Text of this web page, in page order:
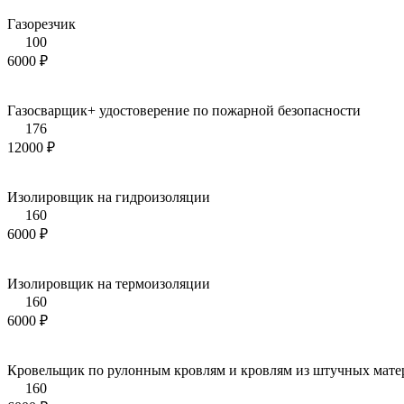
Газорезчик
100
6000 ₽
Газосварщик+ удостоверение по пожарной безопасности
176
12000 ₽
Изолировщик на гидроизоляции
160
6000 ₽
Изолировщик на термоизоляции
160
6000 ₽
Кровельщик по рулонным кровлям и кровлям из штучных
160